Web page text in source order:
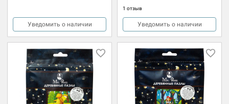
Уведомить о наличии
1 отзыв
Уведомить о наличии